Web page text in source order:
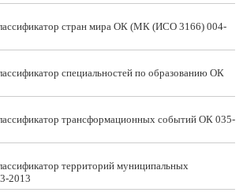
стран мира ОК (МК (ИСО 3166) 004-
специальностей по образованию ОК
трансформационных событий ОК 035-
территорий муниципальных
2013